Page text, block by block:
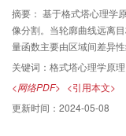
摘要： 基于格式塔心理学
像分割。当轮廓曲线远离
量函数主要由区域间差异
塔心理学接近性原则，其
特性，是几何活动轮廓模
过侧脑室和肿瘤医学图像
动分割具有一定的普适性
免疫细胞图像分割中，能
关键词： 格式塔心理学原
<网络PDF> <引用本文>
更新时间： 2024-05-08